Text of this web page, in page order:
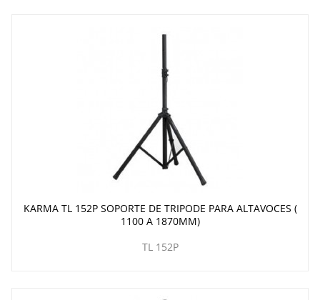
KARMA TL 152P SOPORTE DE TRIPODE PARA ALTAVOCES (
1100 A 1870MM)
TL 152P